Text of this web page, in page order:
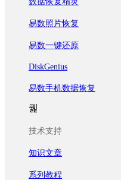
易数照片恢复
易数一键还原
DiskGenius
易数手机数据恢复
퀥
技术支持
知识文章
系列教程